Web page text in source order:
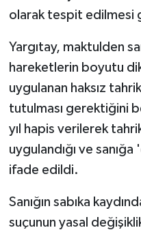
olarak tespit edilmesi
Yargıtay, maktulden
hareketlerin boyutu
uygulanan haksız
tutulması gerektiğini
yıl hapis verilerek
uygulandığı ve
ifade edildi.
Sanığın sabıka
suçunun yasal